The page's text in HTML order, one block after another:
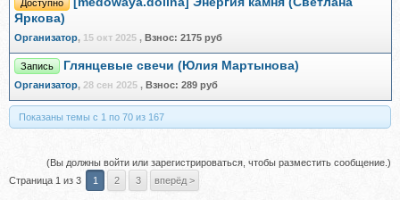
Доступно
Яркова)
Организатор, 15 окт 2025 , Взнос: 2175 руб
Запись Глянцевые свечи (Юлия Мартынова)
Организатор, 28 сен 2025 , Взнос: 289 руб
Показаны темы с 1 по 70 из 167
(Вы должны войти или зарегистрироваться, чтобы разместить сообщение.)
Страница 1 из 3
1 2 3 вперёд >